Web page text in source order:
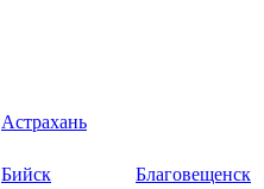
Астрахань
Бийск
Благовещенск